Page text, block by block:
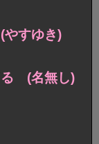
すゆき)
る (名無し)